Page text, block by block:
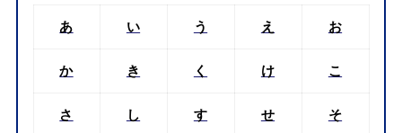
あ い う え お
か き く け こ
さ し す せ そ